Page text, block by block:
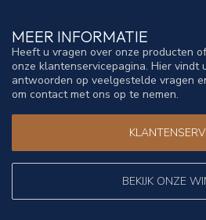
MEER INFORMATIE
Heeft u vragen over onze producten
onze klantenservicepagina. Hier vindt
antwoorden op veelgestelde vragen
om contact met ons op te nemen.
BEKIJK ONZE